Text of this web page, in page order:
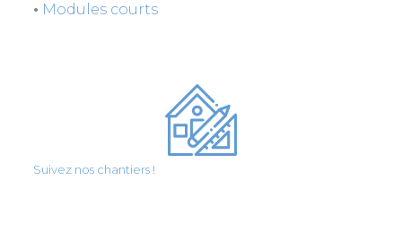
• Modules courts
Suivez nos chantiers !